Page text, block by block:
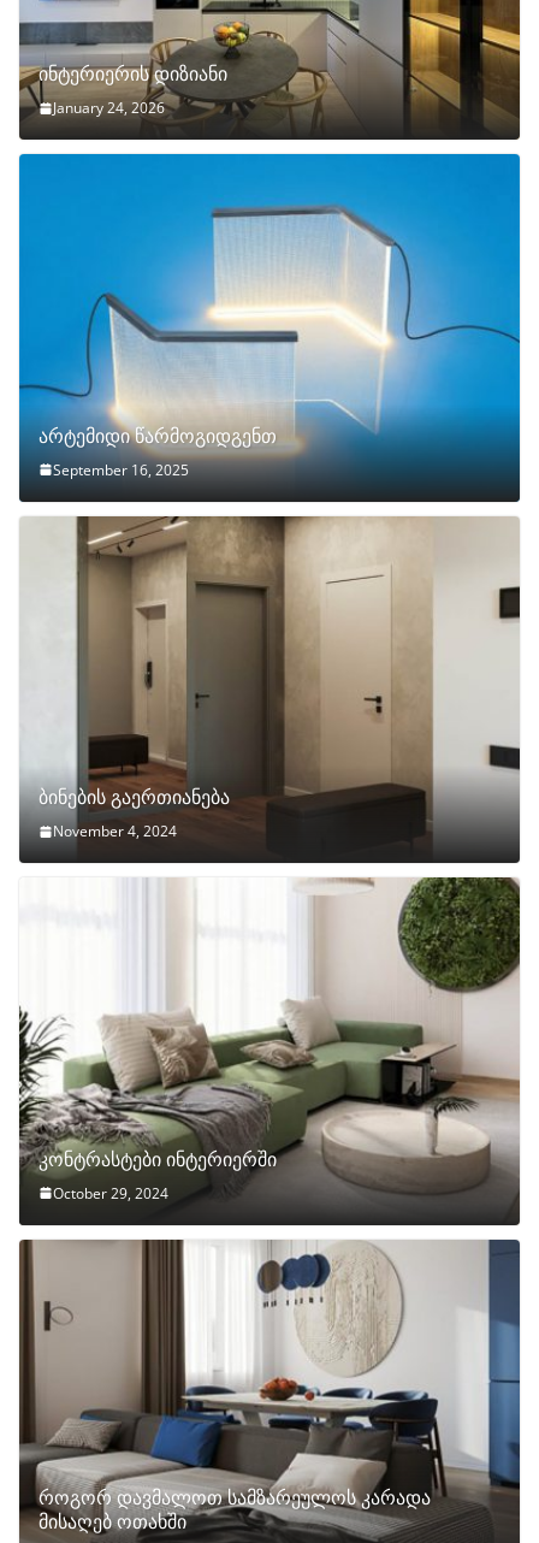
ინტერიერის დიზიანი
January 24, 2026
არტემიდი წარმოგიდგენთ
September 16, 2025
ბინების გაერთიანება
November 4, 2024
კონტრასტები ინტერიერში
October 29, 2024
როგორ დავმალოთ სამზარეულოს კარადა
მისაღებ ოთახში